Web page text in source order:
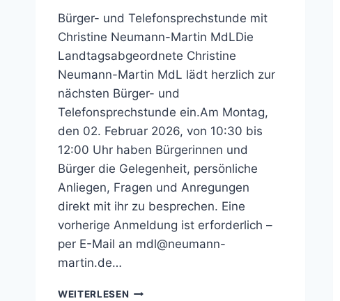
Bürger- und Telefonsprechstunde mit
Christine Neumann-Martin MdLDie
Landtagsabgeordnete Christine
Neumann-Martin MdL lädt herzlich zur
nächsten Bürger- und
Telefonsprechstunde ein.Am Montag,
den 02. Februar 2026, von 10:30 bis
12:00 Uhr haben Bürgerinnen und
Bürger die Gelegenheit, persönliche
Anliegen, Fragen und Anregungen
direkt mit ihr zu besprechen. Eine
vorherige Anmeldung ist erforderlich –
per E-Mail an mdl@neumann-
martin.de…
WEITERLESEN ANKÜNDIGUNG